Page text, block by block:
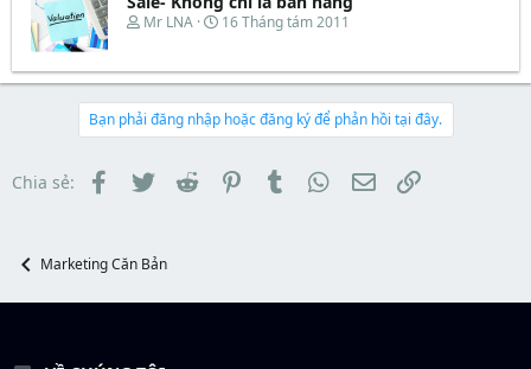
es
r
e
r
t
u
T
e
d
s
a
r
Mr LNA
N
y
ắ
t
ầ
u
16 Tháng tám 2011
Bạn phải đăng nhập hoặc đăng ký để phản hồi tại đây.
Chia sẻ: Facebook
TwitterReddit PinterestTumblr WhatsApp
EmailLink
Marketing Căn Bản